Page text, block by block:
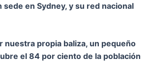
sede en Sydney, y su red nacional
nuestra propia baliza, un pequeño
el 84 por ciento de la población